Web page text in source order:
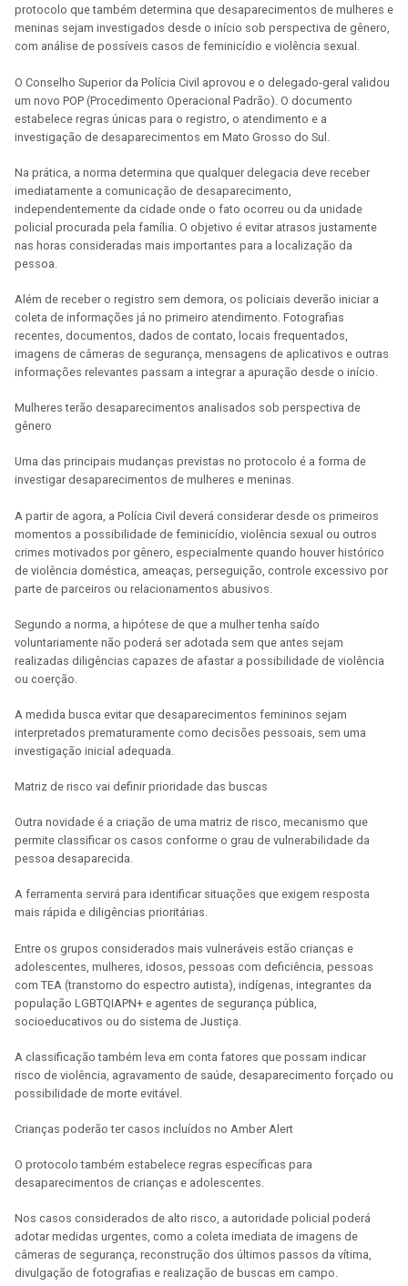
protocolo que também determina que desaparecimentos de mulheres e
meninas sejam investigados desde o início sob perspectiva de gênero,
com análise de possíveis casos de feminicídio e violência sexual.
O Conselho Superior da Polícia Civil aprovou e o delegado-geral validou
um novo POP (Procedimento Operacional Padrão). O documento
estabelece regras únicas para o registro, o atendimento e a
investigação de desaparecimentos em Mato Grosso do Sul.
Na prática, a norma determina que qualquer delegacia deve receber
imediatamente a comunicação de desaparecimento,
independentemente da cidade onde o fato ocorreu ou da unidade
policial procurada pela família. O objetivo é evitar atrasos justamente
nas horas consideradas mais importantes para a localização da
pessoa.
Além de receber o registro sem demora, os policiais deverão iniciar a
coleta de informações já no primeiro atendimento. Fotografias
recentes, documentos, dados de contato, locais frequentados,
imagens de câmeras de segurança, mensagens de aplicativos e outras
informações relevantes passam a integrar a apuração desde o início.
Mulheres terão desaparecimentos analisados sob perspectiva de
gênero
Uma das principais mudanças previstas no protocolo é a forma de
investigar desaparecimentos de mulheres e meninas.
A partir de agora, a Polícia Civil deverá considerar desde os primeiros
momentos a possibilidade de feminicídio, violência sexual ou outros
crimes motivados por gênero, especialmente quando houver histórico
de violência doméstica, ameaças, perseguição, controle excessivo por
parte de parceiros ou relacionamentos abusivos.
Segundo a norma, a hipótese de que a mulher tenha saído
voluntariamente não poderá ser adotada sem que antes sejam
realizadas diligências capazes de afastar a possibilidade de violência
ou coerção.
A medida busca evitar que desaparecimentos femininos sejam
interpretados prematuramente como decisões pessoais, sem uma
investigação inicial adequada.
Matriz de risco vai definir prioridade das buscas
Outra novidade é a criação de uma matriz de risco, mecanismo que
permite classificar os casos conforme o grau de vulnerabilidade da
pessoa desaparecida.
A ferramenta servirá para identificar situações que exigem resposta
mais rápida e diligências prioritárias.
Entre os grupos considerados mais vulneráveis estão crianças e
adolescentes, mulheres, idosos, pessoas com deficiência, pessoas
com TEA (transtorno do espectro autista), indígenas, integrantes da
população LGBTQIAPN+ e agentes de segurança pública,
socioeducativos ou do sistema de Justiça.
A classificação também leva em conta fatores que possam indicar
risco de violência, agravamento de saúde, desaparecimento forçado ou
possibilidade de morte evitável.
Crianças poderão ter casos incluídos no Amber Alert
O protocolo também estabelece regras específicas para
desaparecimentos de crianças e adolescentes.
Nos casos considerados de alto risco, a autoridade policial poderá
adotar medidas urgentes, como a coleta imediata de imagens de
câmeras de segurança, reconstrução dos últimos passos da vítima,
divulgação de fotografias e realização de buscas em campo.